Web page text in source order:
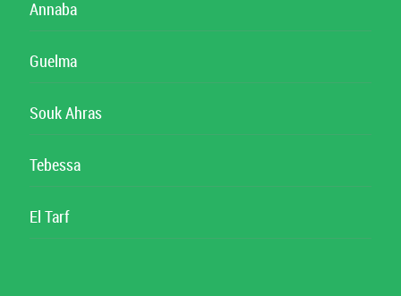
Annaba
Guelma
Souk Ahras
Tebessa
El Tarf